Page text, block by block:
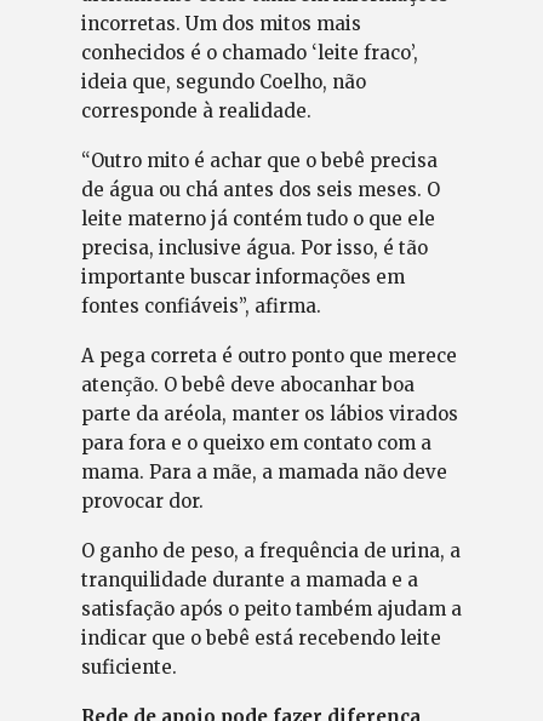
incorretas. Um dos mitos mais
conhecidos é o chamado ‘leite fraco’,
ideia que, segundo Coelho, não
corresponde à realidade.
“Outro mito é achar que o bebê precisa
de água ou chá antes dos seis meses. O
leite materno já contém tudo o que ele
precisa, inclusive água. Por isso, é tão
importante buscar informações em
fontes confiáveis”, afirma.
A pega correta é outro ponto que merece
atenção. O bebê deve abocanhar boa
parte da aréola, manter os lábios virados
para fora e o queixo em contato com a
mama. Para a mãe, a mamada não deve
provocar dor.
O ganho de peso, a frequência de urina, a
tranquilidade durante a mamada e a
satisfação após o peito também ajudam a
indicar que o bebê está recebendo leite
suficiente.